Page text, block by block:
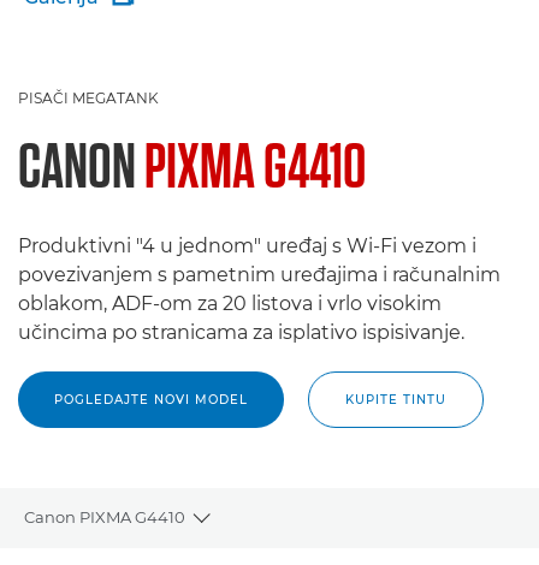
PISAČI MEGATANK
CANONPIXMA G4410
Produktivni "4 u jednom" uređaj s Wi-Fi vezom i
povezivanjem s pametnim uređajima i računalnim
oblakom, ADF-om za 20 listova i vrlo visokim
učincima po stranicama za isplativo ispisivanje.
POGLEDAJTE NOVI MODEL KUPITE TINTU
Canon PIXMA G4410
Toggle breadcrumbs